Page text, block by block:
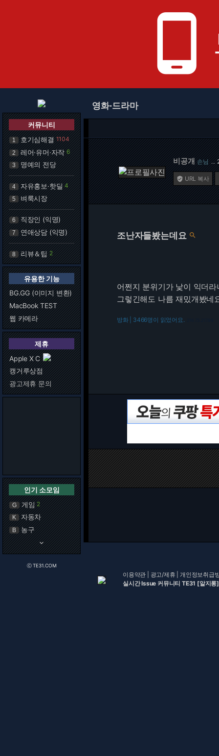
phone_android
커뮤니티
1 호기심해결 1104
2 레어·유머·자작 6
3 명예의 전당
4 자유홍보·핫딜 4
5 벼룩시장
6 직장인 (익명)
7 연애상담 (익명)
8 리뷰＆팁 2
유용한 기능
BG.GG (이미지 변환)
MacBook TEST
웹 카메라
제휴
Apple X C
캥거루상점
광고제휴 문의
인기 소모임
G 게임 2
K 자동차
B 농구
keyboard_arrow_down
ⓒ TE31.COM
영화·드라마
비공개 손님 …
 URL 복사
조난자들봤는데요 
어쩐지 분위기가 낯이 익더
그렇긴해도 나름 재밌개봤네
방화 | 3466명이 읽었어요.
이용약관 광고/제휴 |개인정보취급
실시간 Issue 커뮤니티 TE31 [알지